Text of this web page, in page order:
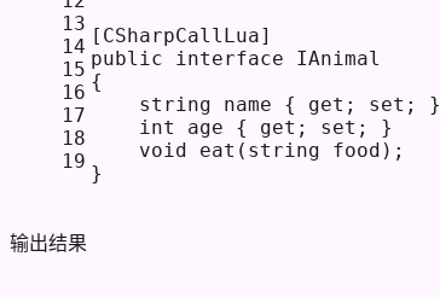
13
14
15
16
17
18
19
[ CSharpCallLua]
public
interface
IAnimal
{
string name { get ; set ; }
int
age { get ; set ; }
void
eat ( string food ) ;
}
输出结果